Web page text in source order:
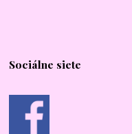
Sociálne siete